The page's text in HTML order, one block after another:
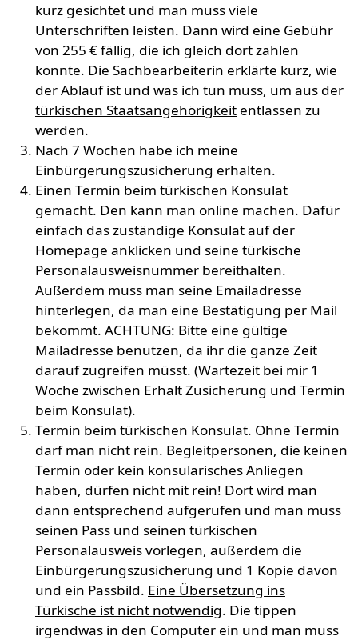
kurz gesichtet und man muss viele
Unterschriften leisten. Dann wird eine Gebühr
von 255 € fällig, die ich gleich dort zahlen
konnte. Die Sachbearbeiterin erklärte kurz, wie
der Ablauf ist und was ich tun muss, um aus der
türkischen Staatsangehörigkeit entlassen zu
werden.
Nach 7 Wochen habe ich meine
Einbürgerungszusicherung erhalten.
Einen Termin beim türkischen Konsulat
gemacht. Den kann man online machen. Dafür
einfach das zuständige Konsulat auf der
Homepage anklicken und seine türkische
Personalausweisnummer bereithalten.
Außerdem muss man seine Emailadresse
hinterlegen, da man eine Bestätigung per Mail
bekommt. ACHTUNG: Bitte eine gültige
Mailadresse benutzen, da ihr die ganze Zeit
darauf zugreifen müsst. (Wartezeit bei mir 1
Woche zwischen Erhalt Zusicherung und Termin
beim Konsulat).
Termin beim türkischen Konsulat. Ohne Termin
darf man nicht rein. Begleitpersonen, die keinen
Termin oder kein konsularisches Anliegen
haben, dürfen nicht mit rein! Dort wird man
dann entsprechend aufgerufen und man muss
seinen Pass und seinen türkischen
Personalausweis vorlegen, außerdem die
Einbürgerungszusicherung und 1 Kopie davon
und ein Passbild. Eine Übersetzung ins
Türkische ist nicht notwendig. Die tippen
irgendwas in den Computer ein und man muss